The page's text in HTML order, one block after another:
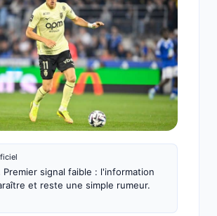
Premier signal faible : l'information
et reste une simple rumeur.